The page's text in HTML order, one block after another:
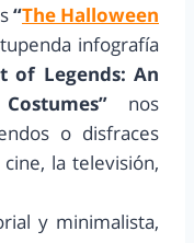
“The Halloween
infografía
of Legends: An
nos
o disfraces
la televisión,
y minimalista,